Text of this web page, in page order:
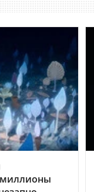
миллионы